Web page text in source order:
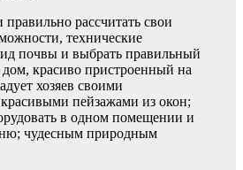
рассчитать свои
технические
почвы и выбрать правильный
красиво пристроенный на
хозяев своими
пейзажами из окон;
в одном помещении и
чудесным природным